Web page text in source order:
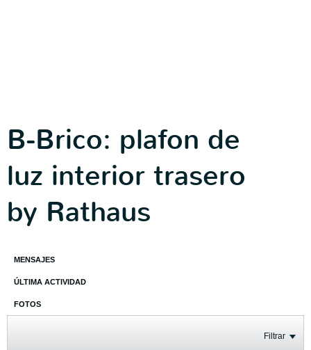
B-Brico: plafon de
luz interior trasero
by Rathaus
MENSAJES
ÚLTIMA ACTIVIDAD
FOTOS
Filtrar